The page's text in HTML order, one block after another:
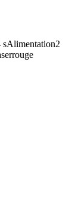
sAlimentation2